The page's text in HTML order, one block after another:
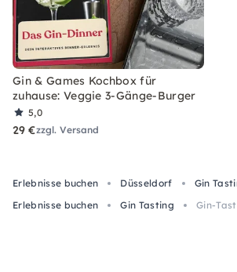
Gin & Games Kochbox für
zuhause: Veggie 3-Gänge-Burger
5,0
29 €zzgl. Versand
Erlebnisse buchen Düsseldorf Gin
Erlebnisse buchen
Gin Tasting Gin-